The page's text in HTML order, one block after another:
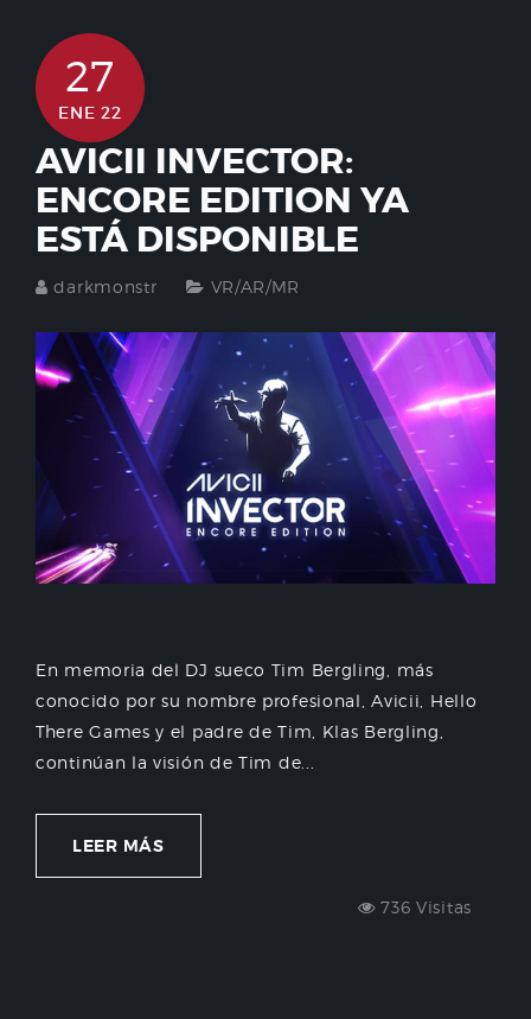
27
ENE 22
AVICII INVECTOR:
ENCORE EDITION YA
ESTÁ DISPONIBLE
darkmonstr VR/AR/MR
En memoria del DJ sueco Tim Bergling, más
conocido por su nombre profesional, Avicii, Hello
There Games y el padre de Tim, Klas Bergling,
continúan la visión de Tim de...
LEER MÁS
736 Visitas